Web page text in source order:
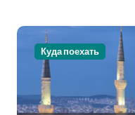
Куда поехать